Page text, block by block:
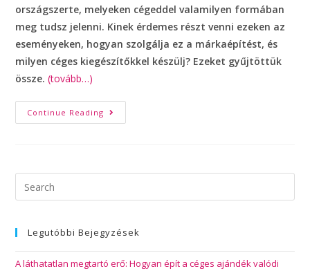
országszerte, melyeken cégeddel valamilyen formában
meg tudsz jelenni. Kinek érdemes részt venni ezeken az
eseményeken, hogyan szolgálja ez a márkaépítést, és
milyen céges kiegészítőkkel készülj? Ezeket gyűjtöttük
össze. (tovább…)
Continue Reading
Legutóbbi Bejegyzések
A láthatatlan megtartó erő: Hogyan épít a céges ajándék valódi